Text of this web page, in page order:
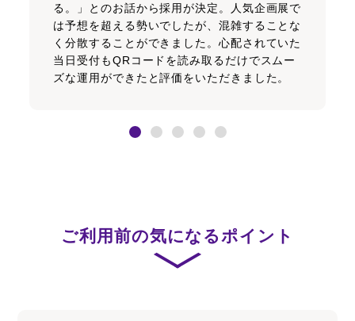
る。」とのお話から採用が決定。人気企画展で
は予想を超える勢いでしたが、混雑することな
く分散することができました。心配されていた
当日受付もQRコードを読み取るだけでスムー
ズな運用ができたと評価をいただきました。
ご利用前の気になるポイント